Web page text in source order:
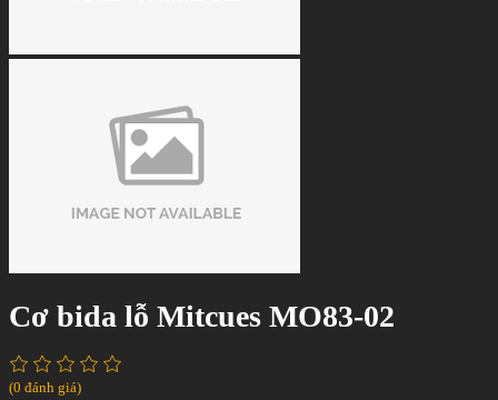
Cơ bida lỗ Mitcues MO83-02
(0 đánh giá)